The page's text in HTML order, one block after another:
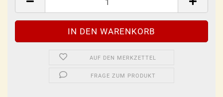
AUF DEN MERKZETTEL
FRAGE ZUM PRODUKT